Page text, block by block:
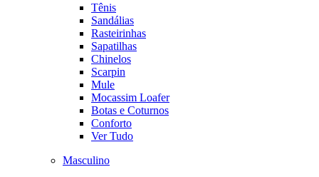
Tênis
Sandálias
Rasteirinhas
Sapatilhas
Chinelos
Scarpin
Mule
Mocassim Loafer
Botas e Coturnos
Conforto
Ver Tudo
Masculino